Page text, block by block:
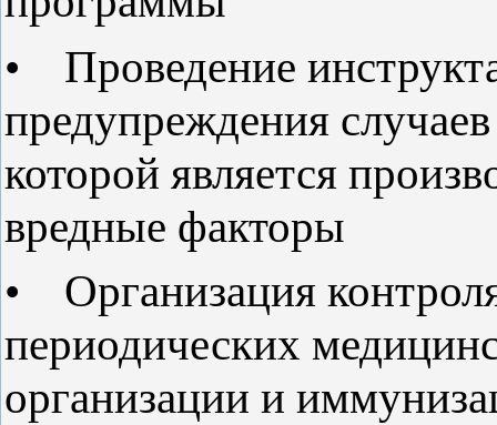
• Проведение
предупреждения
которой является
вредные факторы
• Организация
периодических
организации и